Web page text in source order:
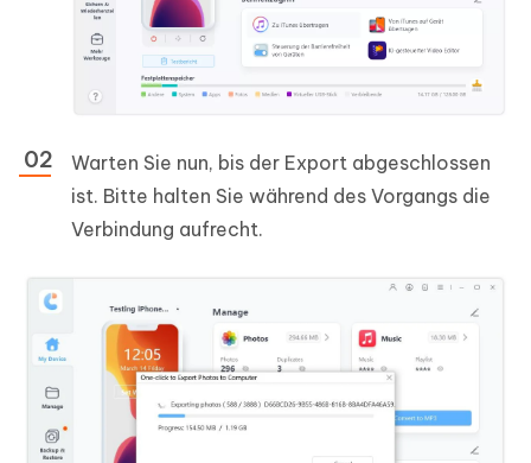
Warten Sie nun, bis der Export abgeschlossen
ist. Bitte halten Sie während des Vorgangs die
Verbindung aufrecht.